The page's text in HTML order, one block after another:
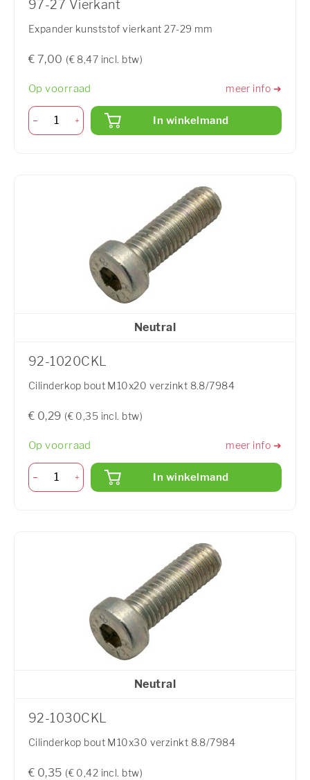
97-27 Vierkant
Expander kunststof vierkant 27-29 mm
€ 7,00 (€ 8,47 incl. btw)
Op voorraad meer info ➜
In winkelmand
Neutral
92-1020CKL
Cilinderkop bout M10x20 verzinkt 8.8/7984
€ 0,29 (€ 0,35 incl. btw)
Op voorraad meer info ➜
In winkelmand
Neutral
92-1030CKL
Cilinderkop bout M10x30 verzinkt 8.8/7984
€ 0,35 (€ 0,42 incl. btw)